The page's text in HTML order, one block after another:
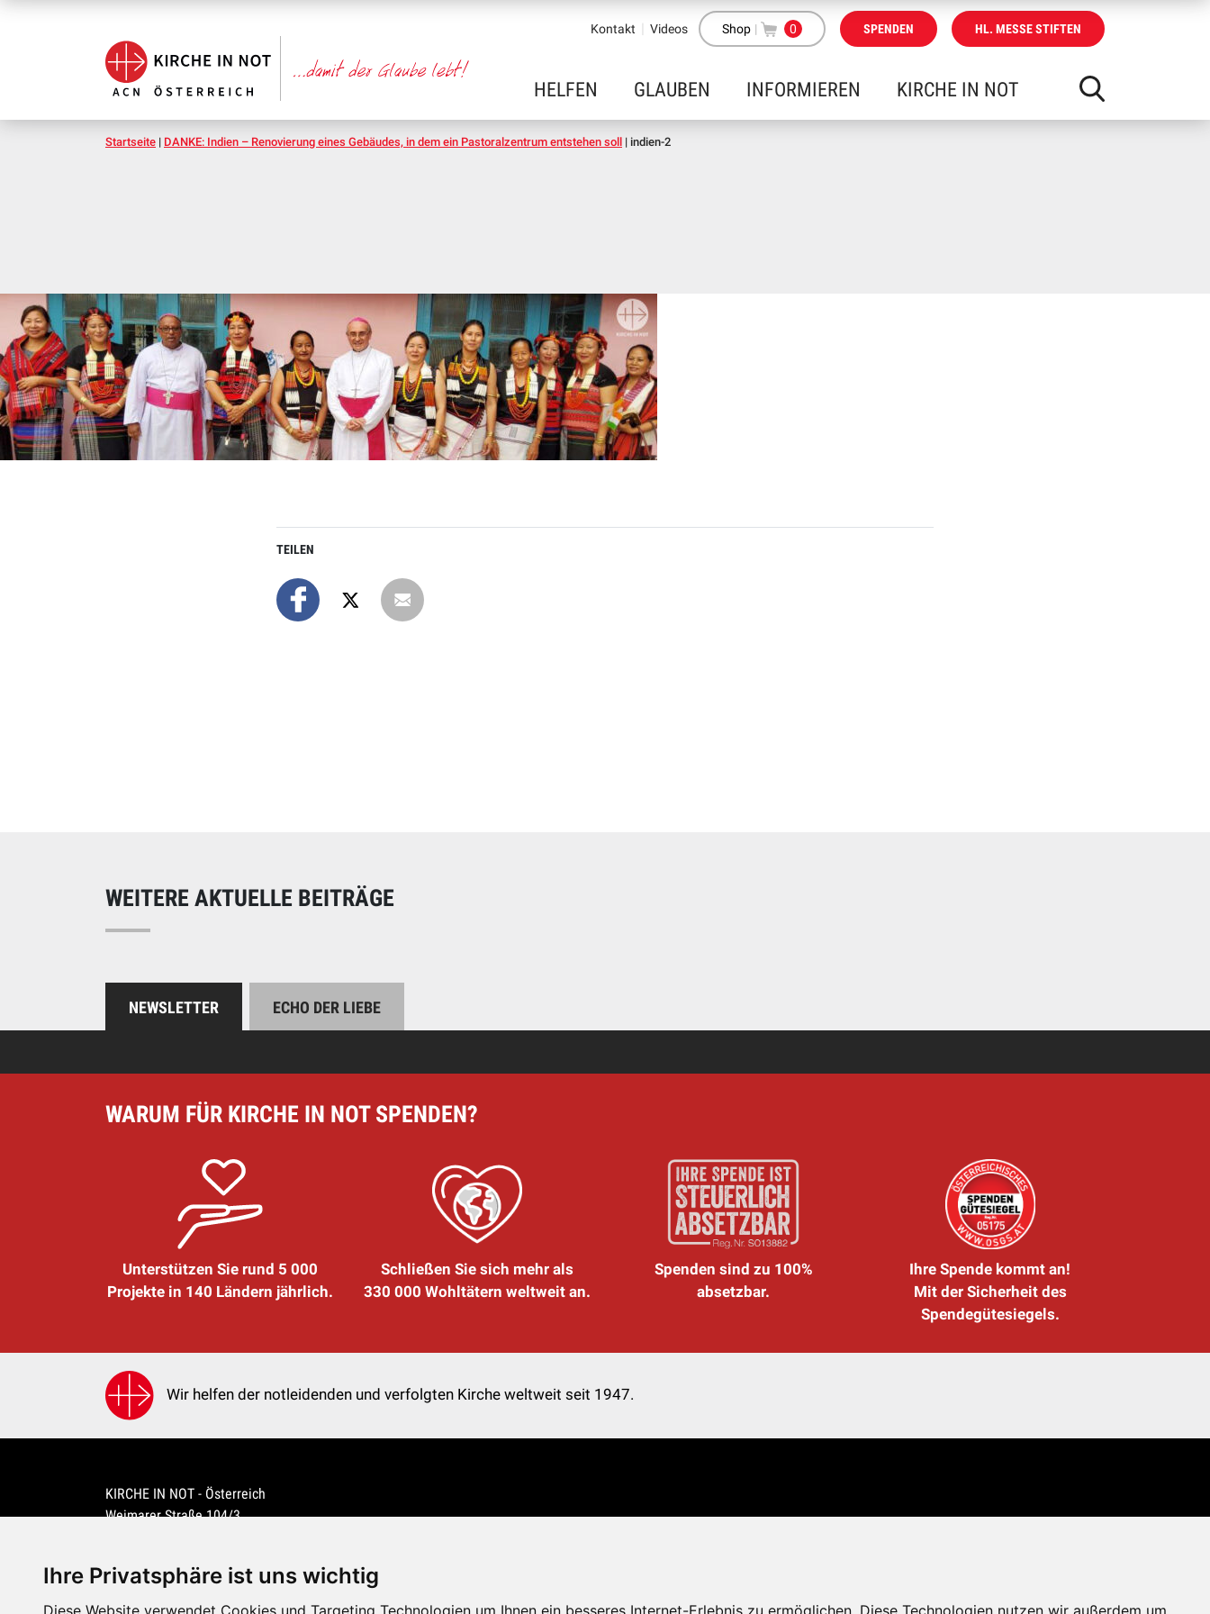
Ihre Privatsphäre ist uns wichtig
Diese Website verwendet Cookies und Targeting Technologien um Ihnen ein besseres Internet-Erlebnis zu ermöglichen. Diese Technologien nutzen wir außerdem um
Kontakt Videos Shop | 0 SPENDEN HL. MESSE STIFTEN
HELFEN GLAUBEN INFORMIEREN KIRCHE IN NOT
Startseite | DANKE: Indien – Renovierung eines Gebäudes, in dem ein Pastoralzentrum entstehen soll | indien-2
TEILEN
WEITERE AKTUELLE BEITRÄGE
NEWSLETTER ECHO DER LIEBE
WARUM FÜR KIRCHE IN NOT SPENDEN?
Unterstützen Sie rund 5 000
Projekte in 140 Ländern jährlich.
Schließen Sie sich mehr als
330 000 Wohltätern weltweit an.
Spenden sind zu 100%
absetzbar.
Ihre Spende kommt an!
Mit der Sicherheit des
Spendegütesiegels.
Wir helfen der notleidenden und verfolgten Kirche weltweit seit 1947.
KIRCHE IN NOT - Österreich
Weimarer Straße 104/3
kin@kircheinnot.at